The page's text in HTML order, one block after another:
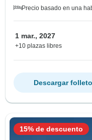
Precio basado en una
1 mar., 2027
+10 plazas libres
Descargar folleto
15% de descuento